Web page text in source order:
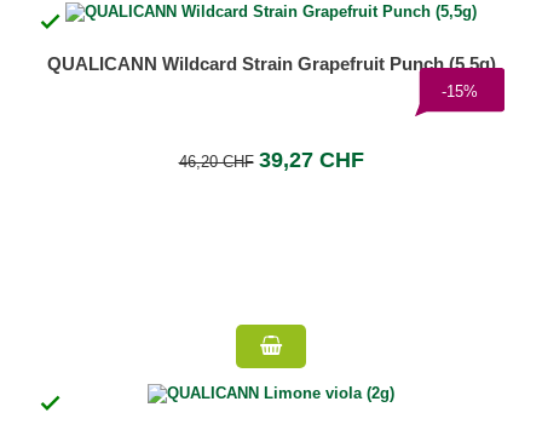

-15%
QUALICANN Wildcard Strain Grapefruit Punch (5,5g)
46,20 CHF 39,27 CHF
